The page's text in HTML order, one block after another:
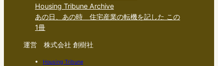
Housing Tribune Archive
あの日、あの時 住宅産業の転機を記した この
1冊
運営 株式会社 創樹社
Housing Tribune